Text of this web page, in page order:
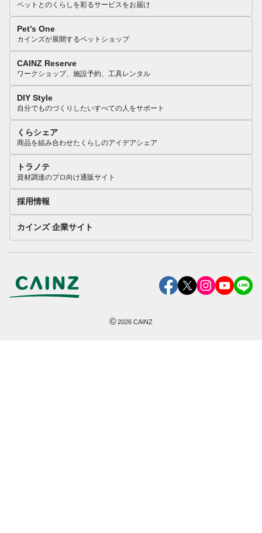
ペットとのくらしを彩るサービスをお届け
Pet’s One
カインズが展開するペットショップ
CAINZ Reserve
ワークショップ、施設予約、工具レンタル
DIY Style
自分でものづくりしたいすべての人をサポート
くらシェア
商品を組み合わせたくらしのアイデアシェア
トラノテ
資材調達のプロ向け通販サイト
採用情報
カインズ 企業サイト
©2026 CAINZ